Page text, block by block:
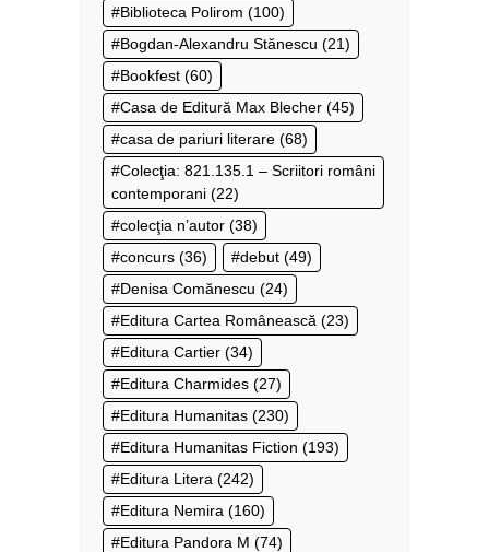
Biblioteca Polirom (100)
Bogdan-Alexandru Stănescu (21)
Bookfest (60)
Casa de Editură Max Blecher (45)
casa de pariuri literare (68)
Colecţia: 821.135.1 – Scriitori români
contemporani (22)
colecţia n’autor (38)
concurs (36) debut (49)
Denisa Comănescu (24)
Editura Cartea Românească (23)
Editura Cartier (34)
Editura Charmides (27)
Editura Humanitas (230)
Editura Humanitas Fiction (193)
Editura Litera (242)
Editura Nemira (160)
Editura Pandora M (74)